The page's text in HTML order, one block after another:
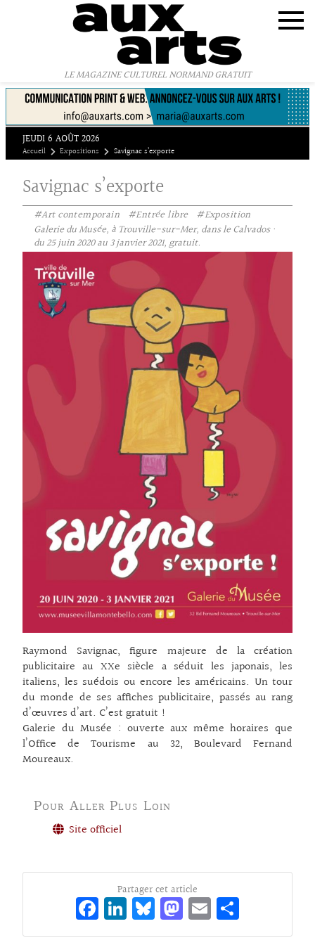
LE MAGAZINE CULTUREL NORMAND GRATUIT
JEUDI 6 AOÛT 2026
Accueil Expositions Savignac s’exporte
Savignac s’exporte
#Art contemporain #Entrée libre
#Exposition
Galerie du Musée, à Trouville-sur-Mer, dans le Calvados ·
du 25 juin 2020 au 3 janvier 2021, gratuit.
Raymond Savignac, figure majeure de la création
publicitaire au XXe siècle a séduit les japonais, les
italiens, les suédois ou encore les américains. Un tour
du monde de ses affiches publicitaire, passés au rang
d’œuvres d’art. C’est gratuit !
Galerie du Musée : ouverte aux même horaires que
l’Office de Tourisme au 32, Boulevard Fernand
Moureaux.
Pour Aller Plus Loin
Site officiel
Partager cet article
Fa
ce
Li
n
Bl
ue
M
as
E
m rt
Panneau de gestion des cookies